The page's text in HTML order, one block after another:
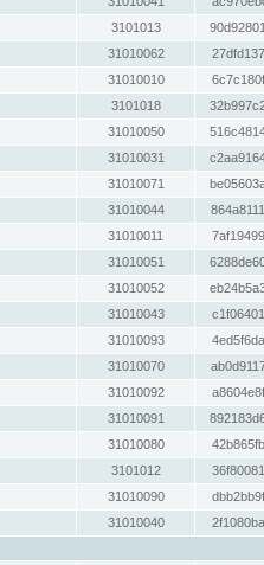
3101013
31010062
31010010
3101018
31010050
31010031
31010071
31010044
31010011
31010051
31010052
31010043
31010093
31010070
31010092
31010091
31010080
3101012
31010090
31010040